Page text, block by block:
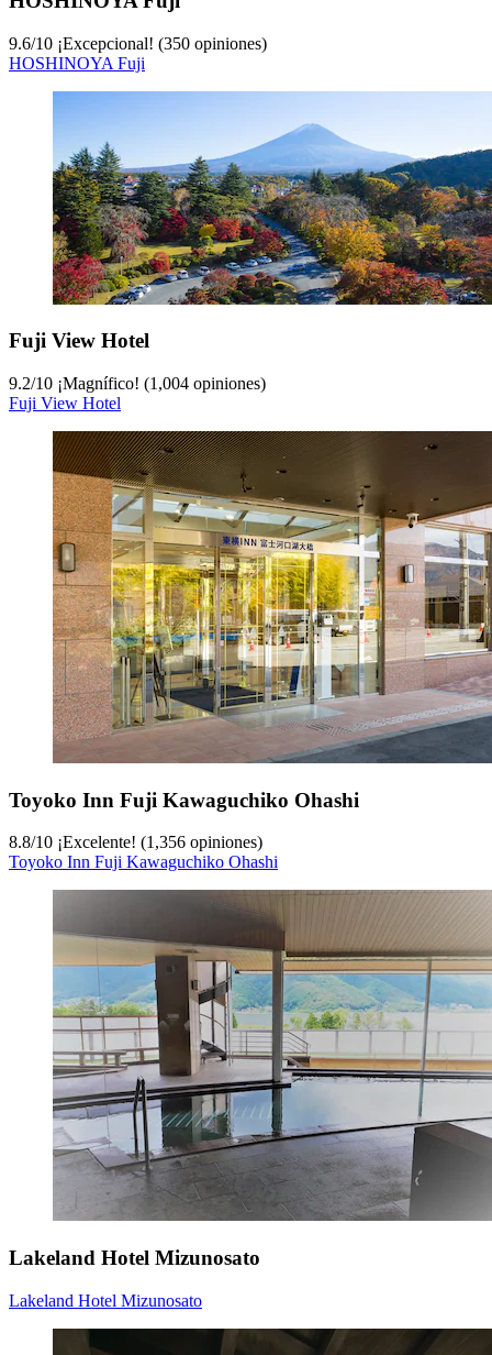
9.6/10 ¡Excepcional! (350 opiniones)
HOSHINOYA Fuji
Fuji View Hotel
9.2/10 ¡Magnífico! (1,004 opiniones)
Fuji View Hotel
Toyoko Inn Fuji Kawaguchiko Ohashi
8.8/10 ¡Excelente! (1,356 opiniones)
Toyoko Inn Fuji Kawaguchiko Ohashi
Lakeland Hotel Mizunosato
Lakeland Hotel Mizunosato